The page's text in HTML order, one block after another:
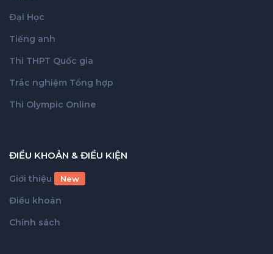
Đại Học
Tiếng anh
Thi THPT Quốc gia
Trắc nghiệm Tổng hợp
Thi Olympic Online
ĐIỀU KHOẢN & ĐIỀU KIỆN
Giới thiệu New
Điều khoản
Chính sách